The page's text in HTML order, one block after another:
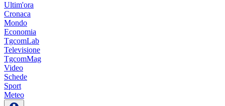
Ultim'ora
Cronaca
Mondo
Economia
TgcomLab
Televisione
TgcomMag
Video
Schede
Sport
Meteo